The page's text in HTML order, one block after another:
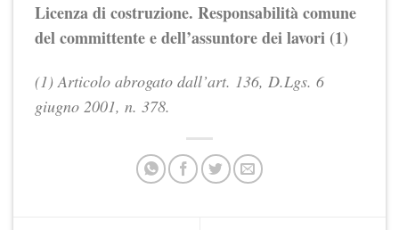
Licenza di costruzione. Responsabilità comune
del committente e dell’assuntore dei lavori (1)
(1) Articolo abrogato dall’art. 136, D.Lgs. 6
giugno 2001, n. 378.